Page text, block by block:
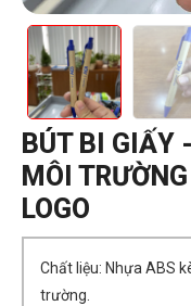
BÚT BI GIẤY
MÔI
LOGO
Chất liệu: Nhựa ABS
trường.